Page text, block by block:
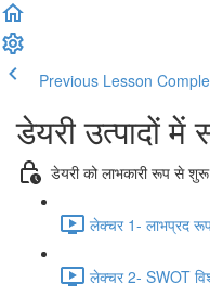
Previous Lesson
डेयरी उत्पादों में
डेयरी को लाभकारी रूप से
लेक्चर 1- लाभप्रद
लेक्चर 2- SWOT